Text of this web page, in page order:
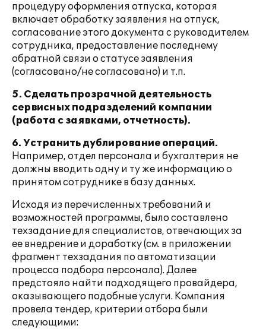
процедуру оформления отпуска, которая
включает обработку заявления на отпуск,
согласование этого документа с руководителем
сотрудника, предоставление последнему
обратной связи о статусе заявления
(согласовано/не согласовано) и т.п.
5. Сделать прозрачной деятельность
сервисных подразделений компании
(работа с заявками, отчетность).
6. Устранить дублирование операций.
Например, отдел персонала и бухгалтерия не
должны вводить одну и ту же информацию о
принятом сотруднике в базу данных.
Исходя из перечисленных требований и
возможностей программы, было составлено
техзадание для специалистов, отвечающих за
ее внедрение и доработку (см. в приложении
фрагмент техзадания по автоматизации
процесса подбора персонала). Далее
предстояло найти подходящего провайдера,
оказывающего подобные услуги. Компания
провела тендер, критерии отбора были
следующими: